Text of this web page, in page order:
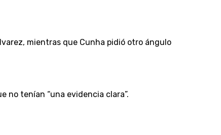
mientras que Cunha pidió otro ángulo
no tenían “una evidencia clara”.